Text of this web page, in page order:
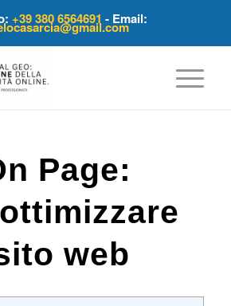
+39 380 6564691 - Email:
Page:
web